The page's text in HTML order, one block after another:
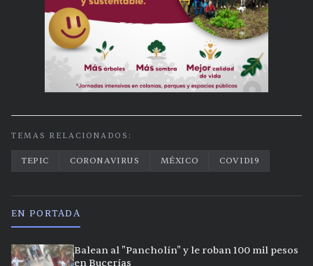
TEMAS RELACIONADOS:
TEPIC CORONAVIRUS MÉXICO COVID19
EN PORTADA
Balean al "Pancholín" y le roban 100 mil pesos
en Bucerías